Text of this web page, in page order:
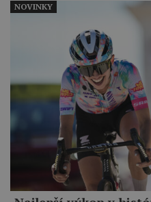
NOVINKY